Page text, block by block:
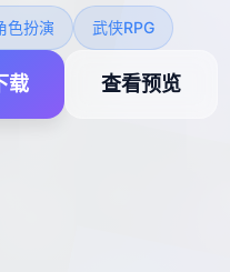
色扮演 武侠RPG
载 查看预览